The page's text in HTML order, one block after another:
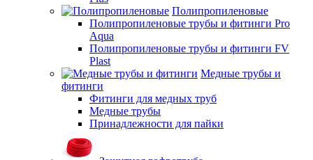
Полипропиленовые
Полипропиленовые трубы и фитинги Pro
Aqua
Полипропиленовые трубы и фитинги FV
Plast
Медные трубы и
фитинги
Фитинги для медных труб
Медные трубы
Принадлежности для пайки